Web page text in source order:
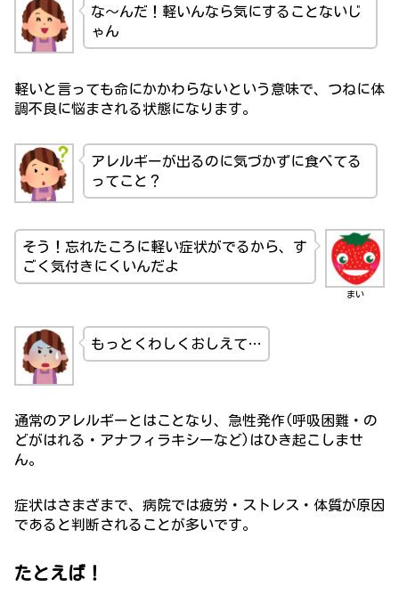
な～んだ！軽いんなら気にすることないじ
ゃん
軽いと言っても命にかかわらないという意味で、つねに体
調不良に悩まされる状態になります。
アレルギーが出るのに気づかずに食べてる
ってこと？
まい
そう！忘れたころに軽い症状がでるから、す
ごく気付きにくいんだよ
もっとくわしくおしえて…
通常のアレルギーとはことなり、急性発作(呼吸困難・の
どがはれる・アナフィラキシーなど)はひき起こしませ
ん。
症状はさまざまで、病院では疲労・ストレス・体質が原因
であると判断されることが多いです。
たとえば！